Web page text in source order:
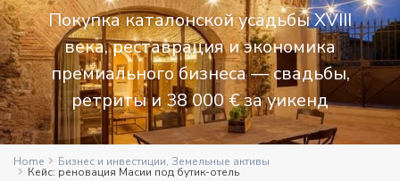
Покупка каталонской усадьбы XVIII
века, реставрация и экономика
премиального бизнеса — свадьбы,
ретриты и 38 000 € за уикенд
Home Бизнес и инвестиции, Земельные активы
Кейс: реновация Масии под бутик-отель